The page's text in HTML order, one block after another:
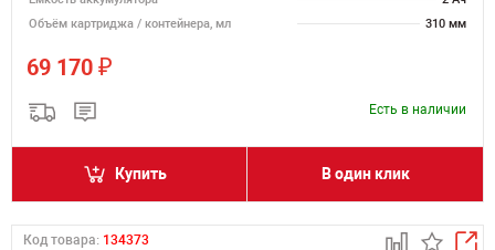
Объём картриджа / контейнера, мл
310 мм
69 170 ₽
Есть в наличии
Купить В один клик
Код товара: 134373